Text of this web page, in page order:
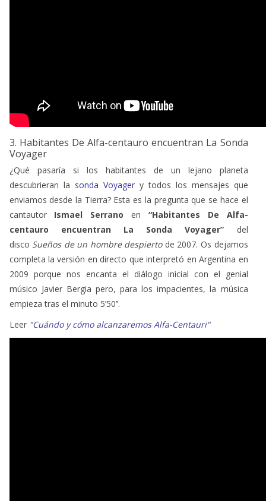
3. Habitantes De Alfa-centauro encuentran La Sonda
Voyager
¿Qué pasaría si los habitantes de un lejano planeta
descubrieran la sonda Voyager y todos los mensajes que
enviamos desde la Tierra? Esta es la pregunta que se hace el
cantautor
Ismael Serrano en
“Habitantes De Alfa-
centauro encuentran La Sonda Voyager”
del
disco Sueños de un hombre despiertode 2007. Os dejamos
completa la versión en directo que interpretó en Argentina en
2009 porque nos encanta el diálogo inicial con el genial
músico Javier Bergia pero, para los impacientes, la música
empieza tras el minuto 5’50’’.
Leer "Cuándo y cómo alcanzaremos Alfa-Centauri"